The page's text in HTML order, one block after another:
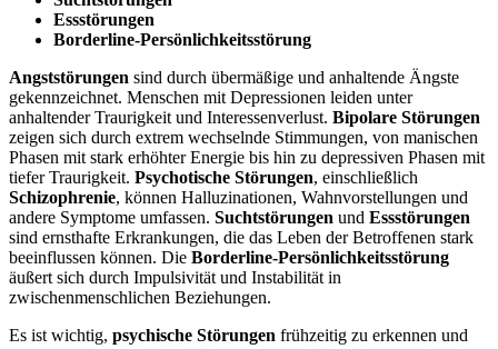
Essstörungen
Borderline-Persönlichkeitsstörung
Angststörungen sind durch übermäßige und anhaltende Ängste
gekennzeichnet. Menschen mit Depressionen leiden unter
anhaltender Traurigkeit und Interessenverlust. Bipolare Störungen
zeigen sich durch extrem wechselnde Stimmungen, von manischen
Phasen mit stark erhöhter Energie bis hin zu depressiven Phasen mit
tiefer Traurigkeit. Psychotische Störungen, einschließlich
Schizophrenie, können Halluzinationen, Wahnvorstellungen und
andere Symptome umfassen. Suchtstörungen und Essstörungen
sind ernsthafte Erkrankungen, die das Leben der Betroffenen stark
beeinflussen können. Die Borderline-Persönlichkeitsstörung
äußert sich durch Impulsivität und Instabilität in
zwischenmenschlichen Beziehungen.
Es ist wichtig, psychische Störungen frühzeitig zu erkennen und